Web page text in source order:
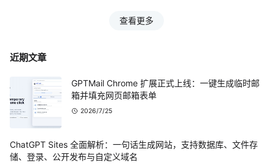
查看更多
近期文章
GPTMail Chrome 扩展正式上线：一键生成临时邮
箱并填充网页邮箱表单
2026/7/25
ChatGPT Sites 全面解析：一句话生成网站，支持数据库、文件存
储、登录、公开发布与自定义域名